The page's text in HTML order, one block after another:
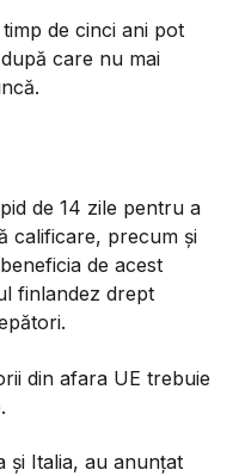
de cinci ani pot
care nu mai
de 14 zile pentru a
calificare, precum și
de acest
finlandez drept
din afara UE trebuie
și Italia, au anunțat